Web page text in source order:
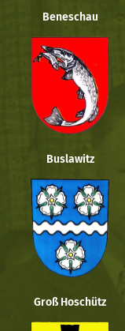
Beneschau
Buslawitz
Groß Hoschütz